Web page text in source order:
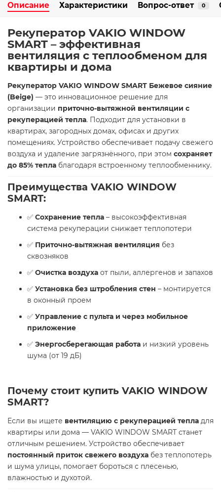
Описание Характеристики Вопрос-ответ 0
Рекуператор VAKIO WINDOW
SMART – эффективная
вентиляция с теплообменом для
квартиры и дома
Рекуператор VAKIO WINDOW SMART Бежевое сияние
(Beige) — это инновационное решение для
организации приточно-вытяжной вентиляции с
рекуперацией тепла. Подходит для установки в
квартирах, загородных домах, офисах и других
помещениях. Устройство обеспечивает подачу свежего
воздуха и удаление загрязнённого, при этом сохраняет
до 85% тепла благодаря встроенному теплообменнику.
Преимущества VAKIO WINDOW
SMART:
✅ Сохранение тепла – высокоэффективная
система рекуперации снижает теплопотери
✅ Приточно-вытяжная вентиляция без
сквозняков
✅ Очистка воздуха от пыли, аллергенов и запахов
✅ Установка без штробления стен – монтируется
в оконный проем
✅ Управление с пульта и через мобильное
приложение
✅ Энергосберегающая работа и низкий уровень
шума (от 19 дБ)
Почему стоит купить VAKIO WINDOW
SMART?
Если вы ищете вентиляцию с рекуперацией тепла для
квартиры или дома — VAKIO WINDOW SMART станет
отличным решением. Устройство обеспечивает
постоянный приток свежего воздуха без теплопотерь
и шума улицы, помогает бороться с плесенью,
влажностью и духотой.